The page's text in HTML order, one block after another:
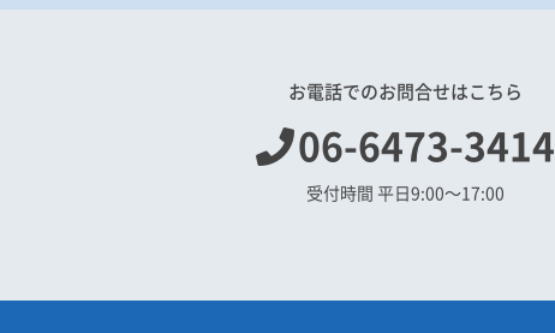
お電話でのお問合せはこちら
06-6473-3414
受付時間 平日9:00〜17:00